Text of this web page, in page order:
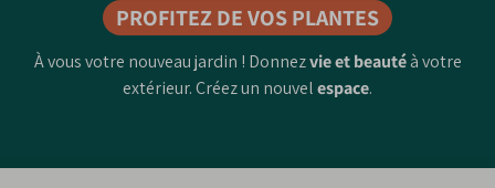
PROFITEZ DE VOS PLANTES
À vous votre nouveau jardin ! Donnezvie et beautéà votre
extérieur. Créez un nouvelespace.